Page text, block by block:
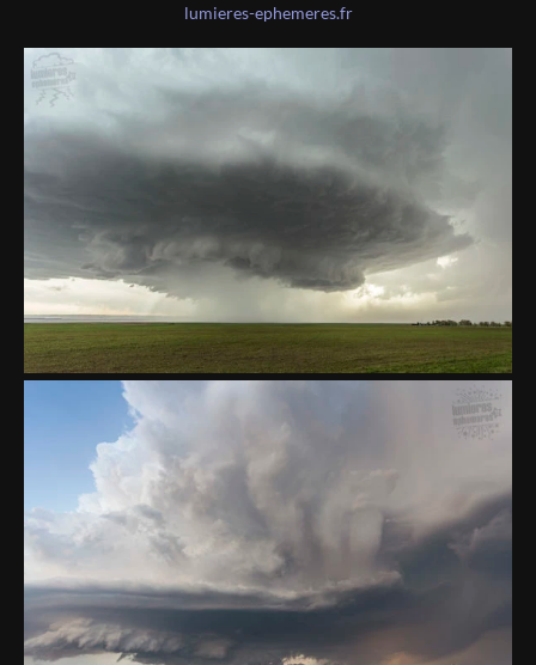
lumieres-ephemeres.fr